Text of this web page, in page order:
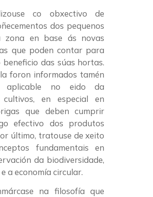
co obxectivo de
dos pequenos
zona en base ás novas
que poden contar para
das súas hortas.
foron informados tamén
aplicable no eido da
en especial en
que deben cumprir
efectivo dos produtos
último, tratouse de xeito
fundamentais en
da biodiversidade,
a economía circular.
na filosofía que